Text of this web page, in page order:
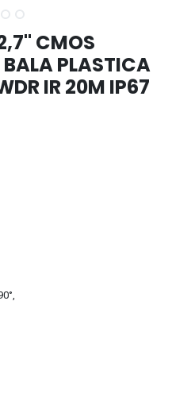
CMOS
PLASTICA
IR 20M IP67